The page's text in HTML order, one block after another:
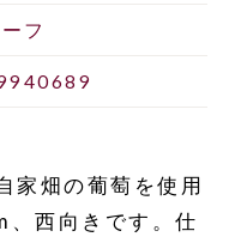
フ
畑の葡萄を使用
、西向きです。仕